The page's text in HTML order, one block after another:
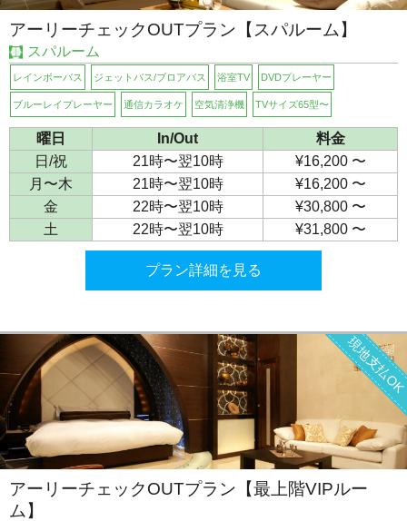
アーリーチェックOUTプラン【スパルーム】
スパルーム
レインボーバス ジェットバス/ブロアバス 浴室TV DVDプレーヤー
ブルーレイプレーヤー 通信カラオケ 空気清浄機 TVサイズ65型〜
曜日 In/Out
料金
日/祝
21時〜翌10時
¥16,200 〜
月〜木
21時〜翌10時
¥16,200 〜
金
22時〜翌10時
¥30,800 〜
土
22時〜翌10時 ¥31,800 〜
プラン詳細を見る
現地支払OK
アーリーチェックOUTプラン【最上階VIPルー
ム】